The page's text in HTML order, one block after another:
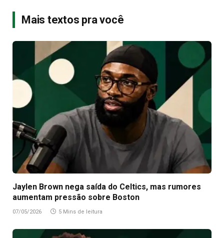
Mais textos pra você
Jaylen Brown nega saída do Celtics, mas rumores
aumentam pressão sobre Boston
07/05/2026 5 Mins de leitura